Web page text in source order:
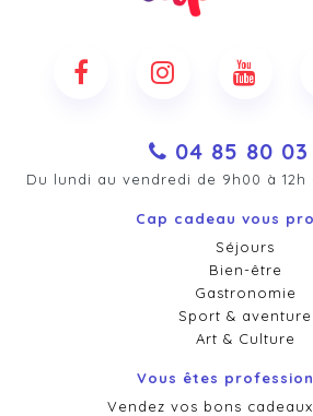
04 85 80 03
Du lundi au vendredi de 9h00 à 12h
Cap cadeau vous
Séjours
Bien-être
Gastronomie
Sport & aventure
Art & Culture
Vous êtes
Vendez vos bons